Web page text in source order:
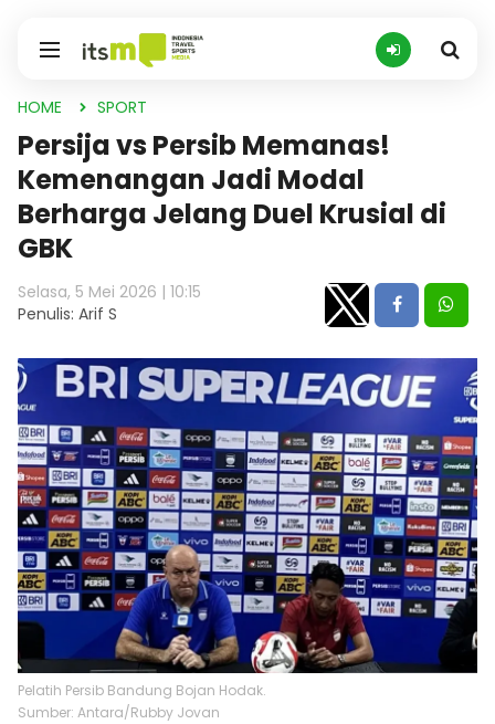
HOME SPORT
Persija vs Persib Memanas!
Kemenangan Jadi Modal
Berharga Jelang Duel Krusial di
GBK
Selasa, 5 Mei 2026 | 10:15
Penulis: Arif S
Pelatih Persib Bandung Bojan Hodak.
Sumber: Antara/Rubby Jovan